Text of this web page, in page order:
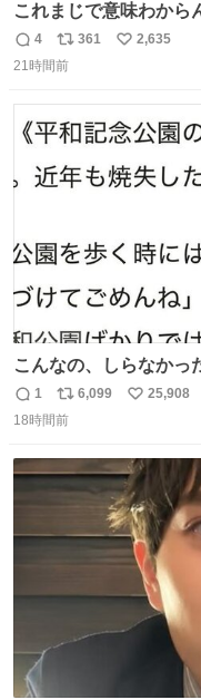
これまじで意味わから
返
信
4
リ
ポ
ト
数
361
い
数
2,635
21時間前
こんなの、しらなか
返
信
1
リ
ポ
ト
数
6,099
い
数
25,908
18時間前